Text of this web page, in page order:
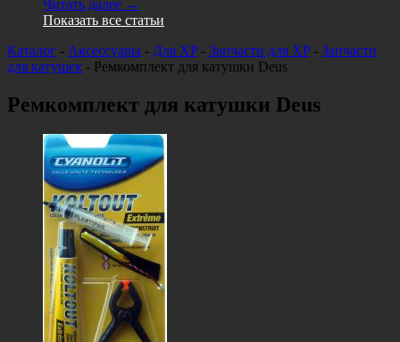
Читать далее →
Показать все статьи
Каталог - Аксессуары - Для XP- Запчасти для XP- Запчасти
для катушек - Ремкомплект для катушки Deus
Ремкомплект для катушки Deus